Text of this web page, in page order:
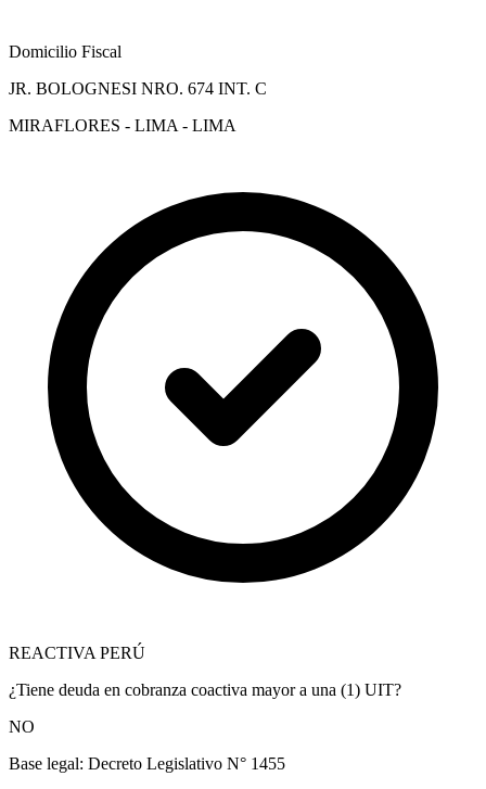
Domicilio Fiscal
JR. BOLOGNESI NRO. 674 INT. C
MIRAFLORES - LIMA - LIMA
REACTIVA PERÚ
¿Tiene deuda en cobranza coactiva mayor a una (1) UIT?
NO
Base legal: Decreto Legislativo N° 1455